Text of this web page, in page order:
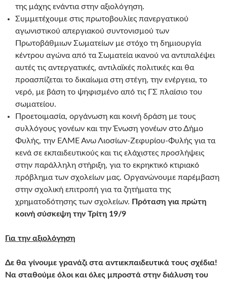
της μάχης ενάντια στην αξιολόγηση.
Συμμετέχουμε στις πρωτοβουλίες πανεργατικού
αγωνιστικού απεργιακού συντονισμού των
Πρωτοβάθμιων Σωματείων με στόχο τη δημιουργία
κέντρου αγώνα από τα Σωματεία ικανού να αντιπαλέψει
αυτές τις αντεργατικές, αντιλαϊκές πολιτικές και θα
προασπίζεται το δικαίωμα στη στέγη, την ενέργεια, το
νερό, με βάση το ψηφισμένο από τις ΓΣ πλαίσιο του
σωματείου.
Προετοιμασία, οργάνωση και κοινή δράση με τους
συλλόγους γονέων και την Ένωση γονέων στο Δήμο
Φυλής, την ΕΛΜΕ Άνω Λιοσίων-Ζεφυρίου-Φυλής για τα
κενά σε εκπαιδευτικούς και τις ελάχιστες προσλήψεις
στην παράλληλη στήριξη, για το εκρηκτικό κτιριακό
πρόβλημα των σχολείων μας. Οργανώνουμε παρέμβαση
στην σχολική επιτροπή για τα ζητήματα της
χρηματοδότησης των σχολείων. Πρόταση για πρώτη
κοινή σύσκεψη την Τρίτη 19/9
Για την αξιολόγηση
Δε θα γίνουμε γρανάζι στα αντιεκπαιδευτικά τους σχέδια!
Να σταθούμε όλοι και όλες μπροστά στην διάλυση του